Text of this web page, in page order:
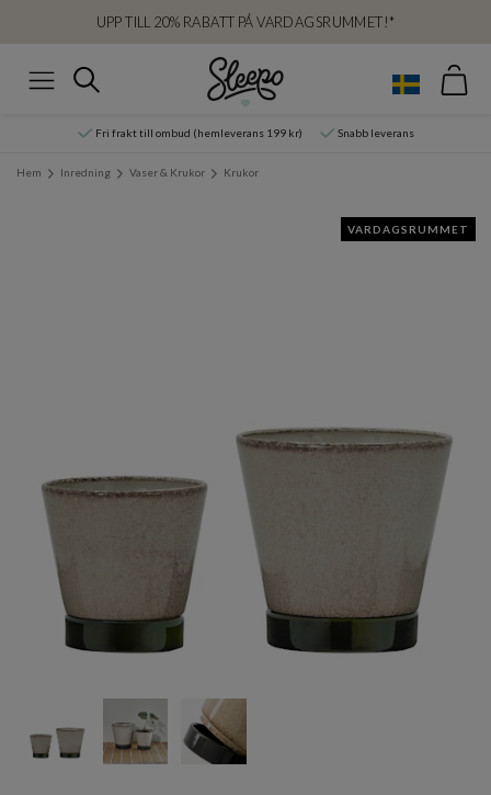
UPP TILL 20% RABATT PÅ VARDAGSRUMMET!*
Sök
Fri frakt till ombud (hemleverans 199 kr) Snabb leverans
Hem Inredning Vaser & Krukor Krukor
VARDAGSRUMMET